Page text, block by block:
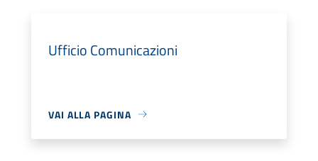
Ufficio Comunicazioni
VAI ALLA PAGINA